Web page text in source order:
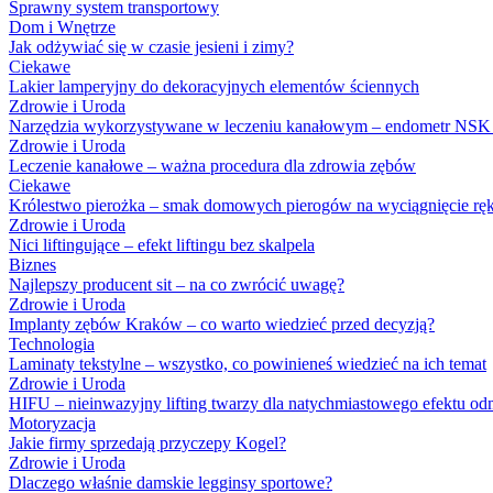
Sprawny system transportowy
Dom i Wnętrze
Jak odżywiać się w czasie jesieni i zimy?
Ciekawe
Lakier lamperyjny do dekoracyjnych elementów ściennych
Zdrowie i Uroda
Narzędzia wykorzystywane w leczeniu kanałowym – endometr
Zdrowie i Uroda
Leczenie kanałowe – ważna procedura dla zdrowia zębów
Ciekawe
Królestwo pierożka – smak domowych pierogów na wyciągnięcie
Zdrowie i Uroda
Nici liftingujące – efekt liftingu bez skalpela
Biznes
Najlepszy producent sit – na co zwrócić uwagę?
Zdrowie i Uroda
Implanty zębów Kraków – co warto wiedzieć przed decyzją?
Technologia
Laminaty tekstylne – wszystko, co powinieneś wiedzieć na ich temat
Zdrowie i Uroda
HIFU – nieinwazyjny lifting twarzy dla natychmiastowego efektu
Motoryzacja
Jakie firmy sprzedają przyczepy Kogel?
Zdrowie i Uroda
Dlaczego właśnie damskie legginsy sportowe?